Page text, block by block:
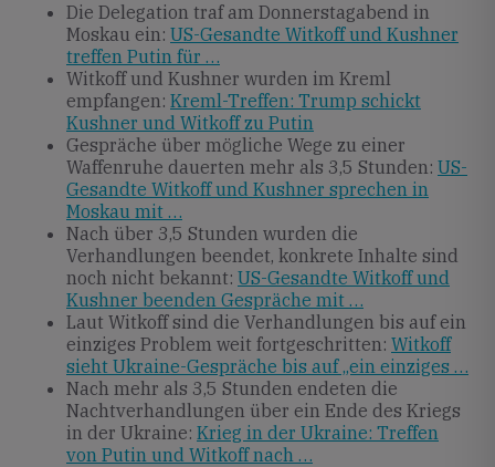
Die Delegation traf am Donnerstagabend in
Moskau ein: US-Gesandte Witkoff und Kushner
treffen Putin für …
Witkoff und Kushner wurden im Kreml
empfangen: Kreml-Treffen: Trump schickt
Kushner und Witkoff zu Putin
Gespräche über mögliche Wege zu einer
Waffenruhe dauerten mehr als 3,5 Stunden: US-
Gesandte Witkoff und Kushner sprechen in
Moskau mit …
Nach über 3,5 Stunden wurden die
Verhandlungen beendet, konkrete Inhalte sind
noch nicht bekannt: US-Gesandte Witkoff und
Kushner beenden Gespräche mit …
Laut Witkoff sind die Verhandlungen bis auf ein
einziges Problem weit fortgeschritten: Witkoff
sieht Ukraine-Gespräche bis auf „ein einziges …
Nach mehr als 3,5 Stunden endeten die
Nachtverhandlungen über ein Ende des Kriegs
in der Ukraine: Krieg in der Ukraine: Treffen
von Putin und Witkoff nach …